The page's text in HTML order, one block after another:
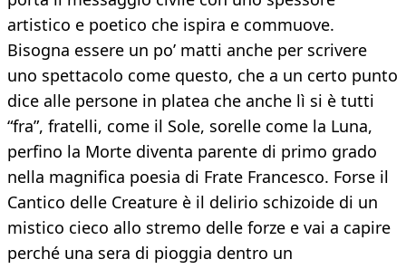
artistico e poetico che ispira e commuove.
Bisogna essere un po’ matti anche per scrivere
uno spettacolo come questo, che a un certo punto
dice alle persone in platea che anche lì si è tutti
“fra”, fratelli, come il Sole, sorelle come la Luna,
perfino la Morte diventa parente di primo grado
nella magnifica poesia di Frate Francesco. Forse il
Cantico delle Creature è il delirio schizoide di un
mistico cieco allo stremo delle forze e vai a capire
perché una sera di pioggia dentro un